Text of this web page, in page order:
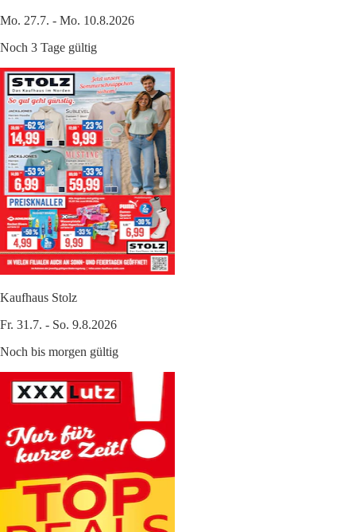
Mo. 27.7. - Mo. 10.8.2026
Noch 3 Tage gültig
Kaufhaus Stolz
Fr. 31.7. - So. 9.8.2026
Noch bis morgen gültig